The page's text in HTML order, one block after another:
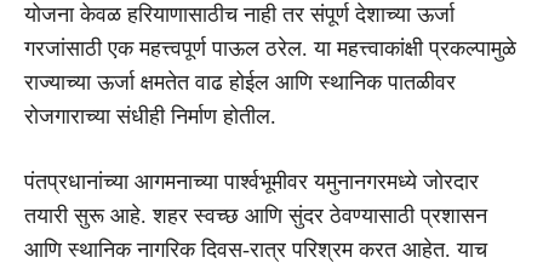
योजना केवळ हरियाणासाठीच नाही तर संपूर्ण देशाच्या ऊर्जा
गरजांसाठी एक महत्त्वपूर्ण पाऊल ठरेल. या महत्त्वाकांक्षी प्रकल्पामुळे
राज्याच्या ऊर्जा क्षमतेत वाढ होईल आणि स्थानिक पातळीवर
रोजगाराच्या संधीही निर्माण होतील.
पंतप्रधानांच्या आगमनाच्या पार्श्वभूमीवर यमुनानगरमध्ये जोरदार
तयारी सुरू आहे. शहर स्वच्छ आणि सुंदर ठेवण्यासाठी प्रशासन
आणि स्थानिक नागरिक दिवस-रात्र परिश्रम करत आहेत. याच